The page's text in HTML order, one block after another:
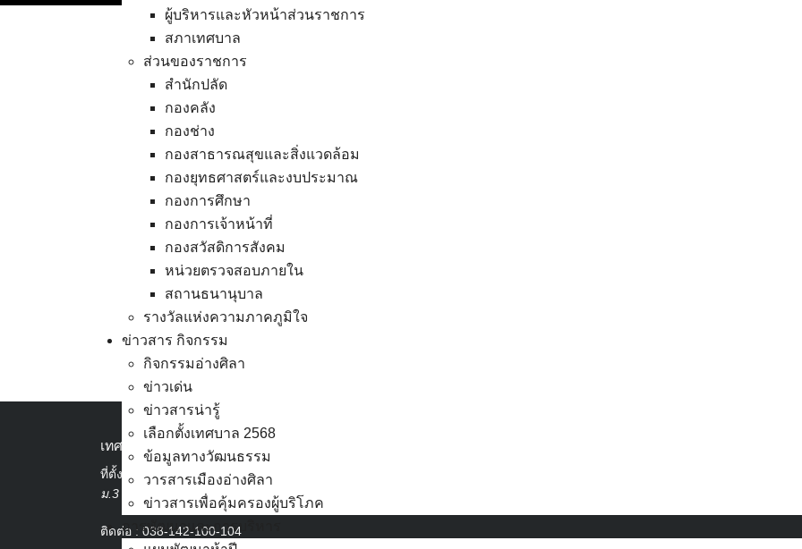
ผู้บริหารและหัวหน้าส่วนราชการ
สภาเทศบาล
ส่วนของราชการ
สำนักปลัด
กองคลัง
กองช่าง
กองสาธารณสุขและสิ่งแวดล้อม
กองยุทธศาสตร์และงบประมาณ
กองการศึกษา
กองการเจ้าหน้าที่
กองสวัสดิการสังคม
หน่วยตรวจสอบภายใน
สถานธนานุบาล
รางวัลแห่งความภาคภูมิใจ
ข่าวสาร กิจกรรม
กิจกรรมอ่างศิลา
ข่าวเด่น
ข่าวสารน่ารู้
เลือกตั้งเทศบาล 2568
ข้อมูลทางวัฒนธรรม
วารสารเมืองอ่างศิลา
ข่าวสารเพื่อคุ้มครองผู้บริโภค
การพัฒนาและการบริหาร
วันที่ 6 สิงหาคม 2565 ที่โรงแรมเดอะเซส บางแสน จังหวัดชลบุรี นายวินัย พ้นภัยพาล นาย
ศิลา ผู้บริหาร สมาชิกสภาเทศบาล และบุคลากรของเทศบาลเมืองอ่างศิลาเข้าร่วมโครงเ
อดีตรองเลขาธิการ ปปช พนักงานไต่สวนคดี สนง.ปปช.ระยอง.นายบุญเสริม นาคสาร รอง
รัฐธรรมนูญ และ พ.จ.อ.ชนินทร์ ราชมณี ผอ.สำนักพัฒนาระบบบริหารงานบุคคลส่วนท้อง
ปกครองท้องถิ่น กระทรวงมหาดไทย ให้ความรู้ เพื่อนำไปสู่เป้าหมายโปร่งใสสร้างการมี
เทศบาลเมืองอ่างศิลา
ที่ตั้ง :
สำนักงานเทศบาลเมืองอ่างศิลา 90/338
ม.3 ต.เสม็ด อ.เมือง จ.ชลบุรี 20000
ติดต่อ : 038-142-100-104